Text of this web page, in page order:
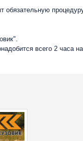
всего 2 часа